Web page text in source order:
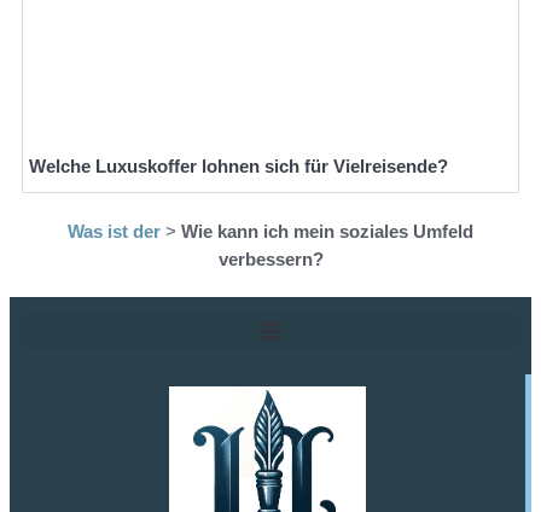
Welche Luxuskoffer lohnen sich für Vielreisende?
Was ist der > Wie kann ich mein soziales Umfeld
verbessern?